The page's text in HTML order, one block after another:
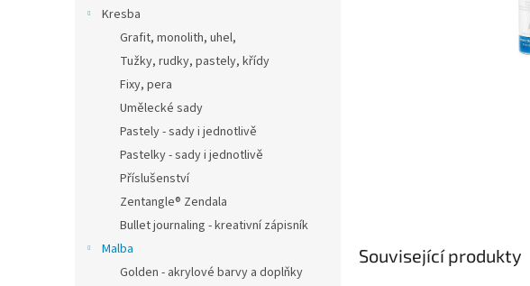
Kresba
Grafit, monolith, uhel,
Tužky, rudky, pastely, křídy
Fixy, pera
Umělecké sady
Pastely - sady i jednotlivě
Pastelky - sady i jednotlivě
Příslušenství
Zentangle® Zendala
Bullet journaling - kreativní zápisník
Malba
Golden - akrylové barvy a doplňky
Související produkty